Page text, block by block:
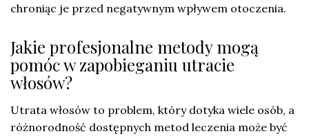
chroniąc je przed negatywnym wpływem otoczenia.
Jakie profesjonalne metody mogą
pomóc w zapobieganiu utracie
włosów?
Utrata włosów to problem, który dotyka wiele osób, a
różnorodność dostępnych metod leczenia może być